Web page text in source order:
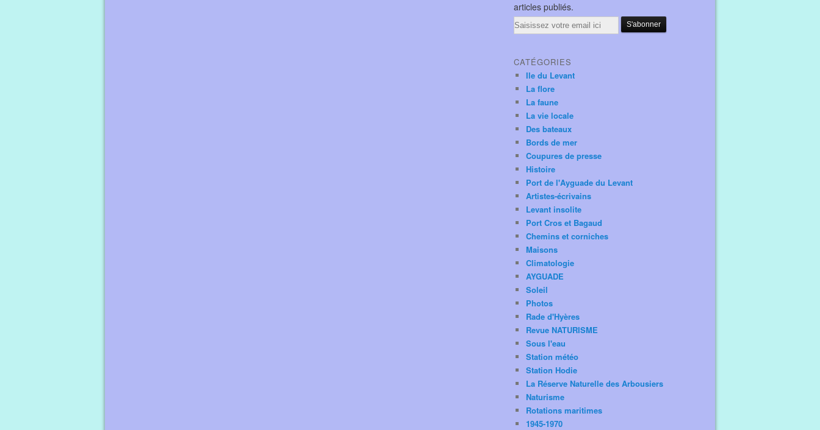
articles publiés.
Email
CATÉGORIES
Ile du Levant
La flore
La faune
La vie locale
Des bateaux
Bords de mer
Coupures de presse
Histoire
Port de l'Ayguade du Levant
Artistes-écrivains
Levant insolite
Port Cros et Bagaud
Chemins et corniches
Maisons
Climatologie
AYGUADE
Soleil
Photos
Rade d'Hyères
Revue NATURISME
Sous l'eau
Station météo
Station Hodie
La Réserve Naturelle des Arbousiers
Naturisme
Rotations maritimes
1945-1970